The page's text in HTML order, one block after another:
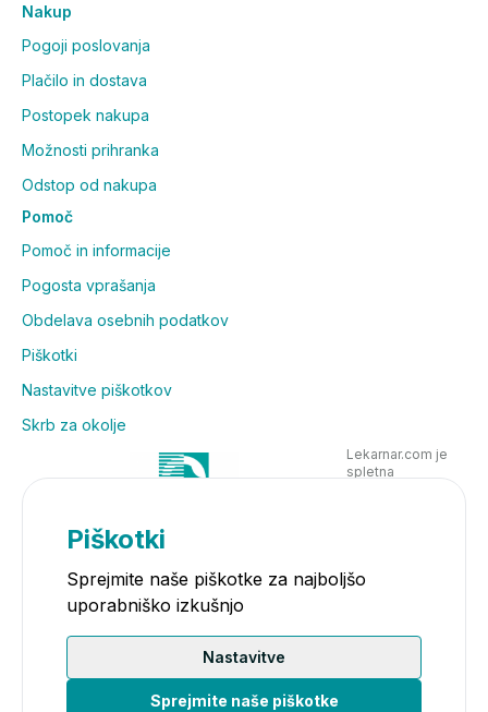
Nakup
Pogoji poslovanja
Plačilo in dostava
Postopek nakupa
Možnosti prihranka
Odstop od nakupa
Pomoč
Pomoč in informacije
Pogosta vprašanja
Obdelava osebnih podatkov
Piškotki
Nastavitve piškotkov
Skrb za okolje
Lekarnar.com je
spletna
Piškotki
Sprejmite naše piškotke za najboljšo
uporabniško izkušnjo
Nastavitve
Sprejmite naše piškotke